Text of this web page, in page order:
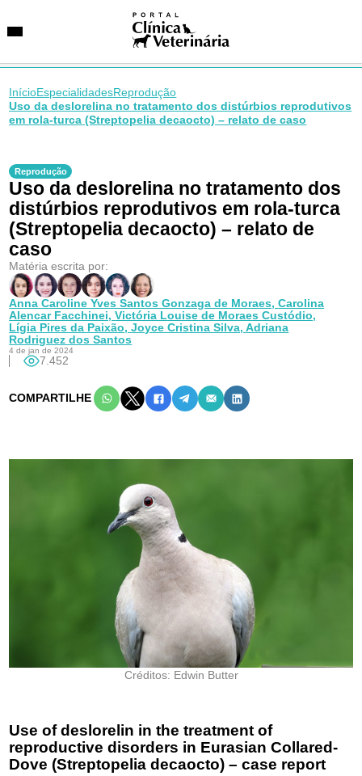
Especialidades
InícioEspecialidadesReprodução
Uso da deslorelina no tratamento dos distúrbios reprodutivos
em rola-turca (Streptopelia decaocto) – relato de caso
Reprodução
Uso da deslorelina no tratamento dos
distúrbios reprodutivos em rola-turca
(Streptopelia decaocto) – relato de
caso
Matéria escrita por:
Anna Caroline Yves Santos Gonzaga de Moraes,Carolina
Alencar Facchinei,Victória Louise de Moraes Custódio,
Lígia Pires da Paixão,Joyce Cristina Silva,Adriana
Rodriguez dos Santos
4 de jan de 2024
7.452
COMPARTILHE
Créditos: Edwin Butter
Use of deslorelin in the treatment of
reproductive disorders in Eurasian Collared-
Dove (Streptopelia decaocto) – case report